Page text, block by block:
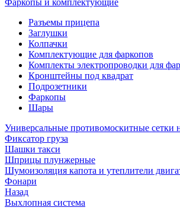
Фаркопы и комплектующие
Разъемы прицепа
Заглушки
Колпачки
Комплектующие для фаркопов
Комплекты электропроводки для
Кронштейны под квадрат
Подрозетники
Фаркопы
Шары
Универсальные противомоскитные сетки
Фиксатор груза
Шашки такси
Шприцы плунжерные
Шумоизоляция капота и утеплители
Фонари
Назад
Выхлопная система